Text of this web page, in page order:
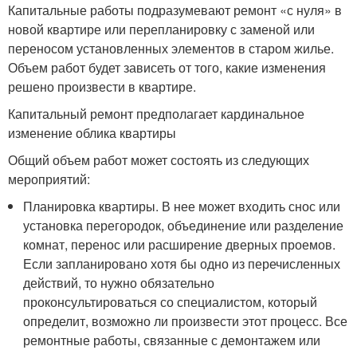
Капитальные работы подразумевают ремонт «с нуля» в
новой квартире или перепланировку с заменой или
переносом установленных элементов в старом жилье.
Объем работ будет зависеть от того, какие изменения
решено произвести в квартире.
Капитальный ремонт предполагает кардинальное
изменение облика квартиры
Общий объем работ может состоять из следующих
мероприятий:
Планировка квартиры. В нее может входить снос или
установка перегородок, объединение или разделение
комнат, перенос или расширение дверных проемов.
Если запланировано хотя бы одно из перечисленных
действий, то нужно обязательно
проконсультироваться со специалистом, который
определит, возможно ли произвести этот процесс. Все
ремонтные работы, связанные с демонтажем или